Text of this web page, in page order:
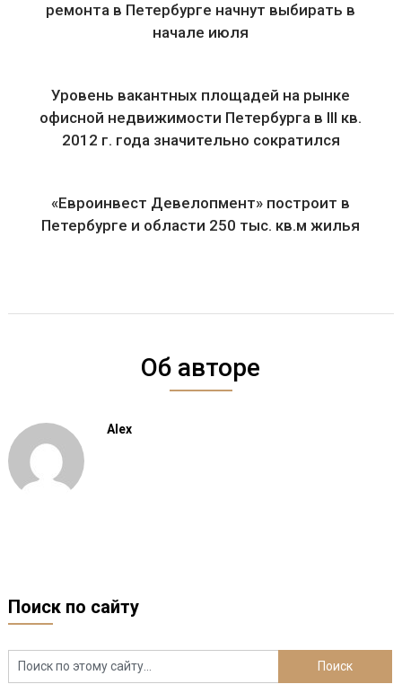
ремонта в Петербурге начнут выбирать в
начале июля
Уровень вакантных площадей на рынке
офисной недвижимости Петербурга в III кв.
2012 г. года значительно сократился
«Евроинвест Девелопмент» построит в
Петербурге и области 250 тыс. кв.м жилья
Об авторе
Alex
Поиск по сайту